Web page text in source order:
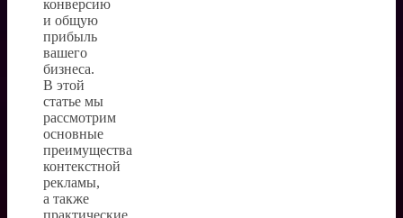
конверсию
и общую
прибыль
вашего
бизнеса.
В этой
статье мы
рассмотрим
основные
преимущества
контекстной
рекламы,
а также
практические